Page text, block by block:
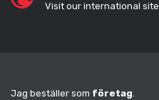
Visit our international site
Jag beställer som företag.